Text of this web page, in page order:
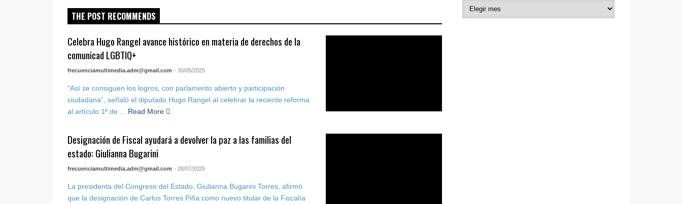
THE POST RECOMMENDS
Celebra Hugo Rangel avance histórico en materia de derechos de la
comunicad LGBTIQ+
frecuenciamultimedia.adm@gmail.com - 30/05/2025
“Así se consiguen los logros, con parlamento abierto y participación
ciudadana”, señaló el diputado Hugo Rangel al celebrar la reciente reforma
al artículo 1º de ...
Read More
Designación de Fiscal ayudará a devolver la paz a las familias del
estado: Giulianna Bugarini
frecuenciamultimedia.adm@gmail.com - 28/07/2025
La presidenta del Congreso del Estado, Giulianna Bugarini Torres, afirmó
que la designación de Carlos Torres Piña como nuevo titular de la Fiscalía